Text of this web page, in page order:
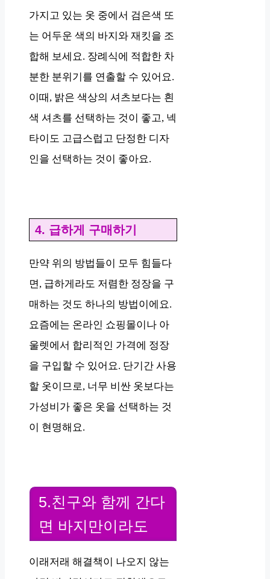
가지고 있는 옷 중에서 검은색 또
는 어두운 색의 바지와 재킷을 조
합해 보세요. 장례식에 적합한 차
분한 분위기를 연출할 수 있어요.
이때, 밝은 색상의 셔츠보다는 흰
색 셔츠를 선택하는 것이 좋고, 넥
타이도 고급스럽고 단정한 디자
인을 선택하는 것이 좋아요.
4. 급하게 구매하기
만약 위의 방법들이 모두 힘들다
면, 급하게라도 저렴한 정장을 구
매하는 것도 하나의 방법이에요.
요즘에는 온라인 쇼핑몰이나 아
울렛에서 합리적인 가격에 정장
을 구입할 수 있어요. 단기간 사용
할 옷이므로, 너무 비싼 옷보다는
가성비가 좋은 옷을 선택하는 것
이 현명해요.
5.친구와 함께 간다
면 바지만이라도
이래저래 해결책이 나오지 않는